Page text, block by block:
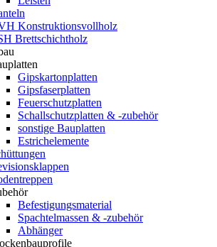
Konstruktionsvollholz
Brettschichtholz
Gipskartonplatten
Gipsfaserplatten
Feuerschutzplatten
Schallschutzplatten & -zubehör
sonstige Bauplatten
Estrichelemente
Befestigungsmaterial
Spachtelmassen & -zubehör
Abhänger